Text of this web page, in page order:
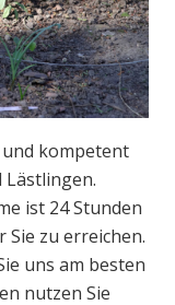
kompetent
Lästlingen.
am besten
nutzen Sie